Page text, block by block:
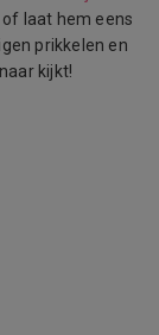
laat hem eens
prikkelen en
kijkt!